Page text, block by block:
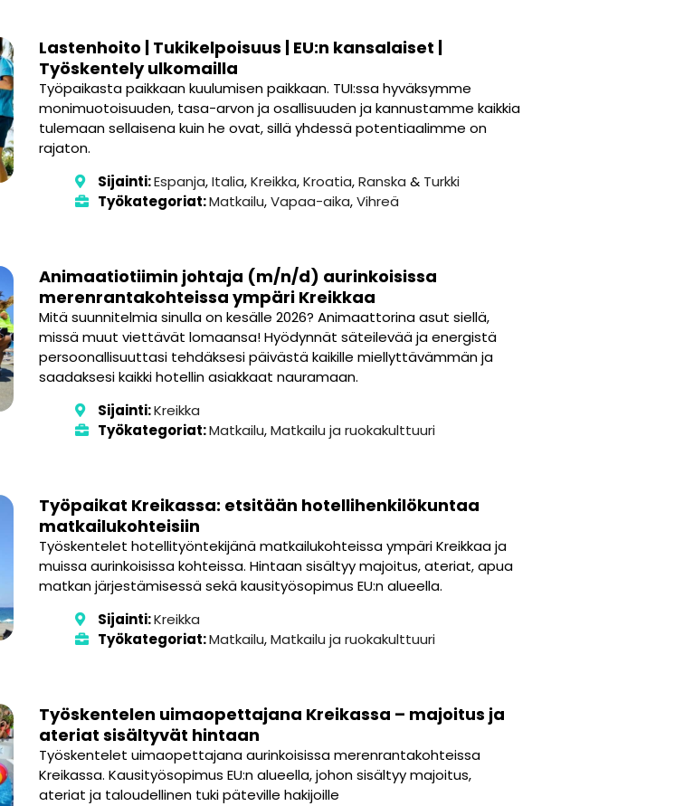
Lastenhoito | Tukikelpoisuus | EU:n kansalaiset |
Työskentely ulkomailla
Työpaikasta paikkaan kuulumisen paikkaan. TUI:ssa hyväksymme
monimuotoisuuden, tasa-arvon ja osallisuuden ja kannustamme kaikkia
tulemaan sellaisena kuin he ovat, sillä yhdessä potentiaalimme on
rajaton.
Sijainti:Espanja,Italia,Kreikka,Kroatia,Ranska & Turkki
Työkategoriat:Matkailu,Vapaa-aika,Vihreä
Animaatiotiimin johtaja (m/n/d) aurinkoisissa
merenrantakohteissa ympäri Kreikkaa
Mitä suunnitelmia sinulla on kesälle 2026? Animaattorina asut siellä,
missä muut viettävät lomaansa! Hyödynnät säteilevää ja energistä
persoonallisuuttasi tehdäksesi päivästä kaikille miellyttävämmän ja
saadaksesi kaikki hotellin asiakkaat nauramaan.
Sijainti:Kreikka
Työkategoriat:Matkailu,Matkailu ja ruokakulttuuri
Työpaikat Kreikassa: etsitään hotellihenkilökuntaa
matkailukohteisiin
Työskentelet hotellityöntekijänä matkailukohteissa ympäri Kreikkaa ja
muissa aurinkoisissa kohteissa. Hintaan sisältyy majoitus, ateriat, apua
matkan järjestämisessä sekä kausityösopimus EU:n alueella.
Sijainti:Kreikka
Työkategoriat:Matkailu,Matkailu ja ruokakulttuuri
Työskentelen uimaopettajana Kreikassa – majoitus ja
ateriat sisältyvät hintaan
Työskentelet uimaopettajana aurinkoisissa merenrantakohteissa
Kreikassa. Kausityösopimus EU:n alueella, johon sisältyy majoitus,
ateriat ja taloudellinen tuki päteville hakijoille